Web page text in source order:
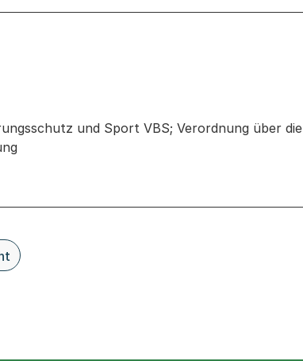
und Sport VBS; Verordnung über die